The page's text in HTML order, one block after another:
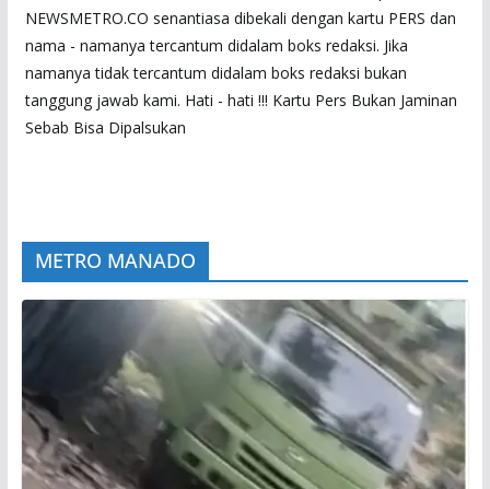
NEWSMETRO.CO senantiasa dibekali dengan kartu PERS dan
nama - namanya tercantum didalam boks redaksi. Jika
namanya tidak tercantum didalam boks redaksi bukan
tanggung jawab kami. Hati - hati !!! Kartu Pers Bukan Jaminan
Sebab Bisa Dipalsukan
METRO MANADO